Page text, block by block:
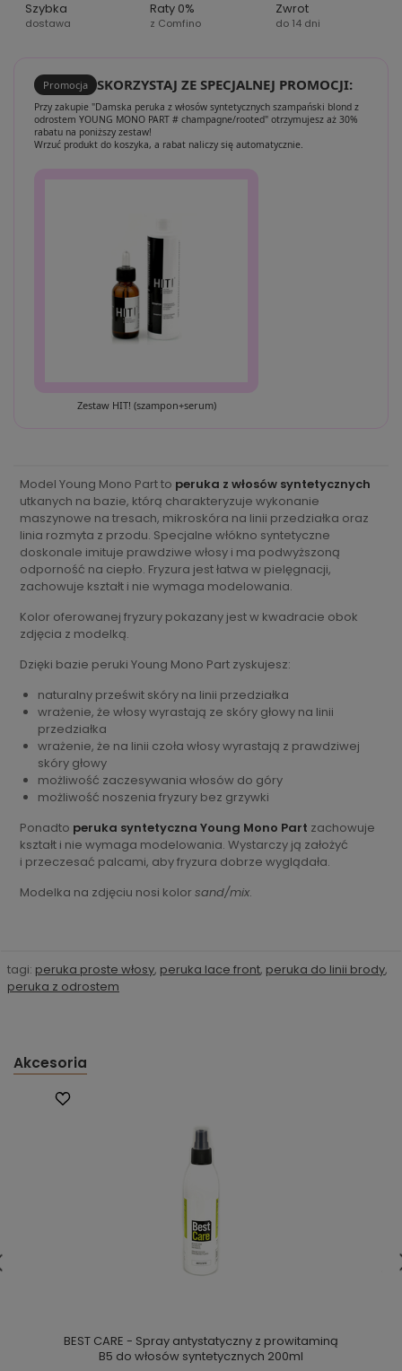
Szybka
dostawa
Raty 0%
z Comfino
Zwrot
do 14 dni
Promocja SKORZYSTAJ ZE SPECJALNEJ PROMOCJI:
Przy zakupie "Damska peruka z włosów syntetycznych szampański blond z
odrostem YOUNG MONO PART # champagne/rooted" otrzymujesz aż 30%
rabatu na poniższy zestaw!
Wrzuć produkt do koszyka, a rabat naliczy się automatycznie.
Zestaw HIT! (szampon+serum)
Model Young Mono Part to peruka z włosów syntetycznych
utkanych na bazie, którą charakteryzuje wykonanie
maszynowe na tresach, mikroskóra na linii przedziałka oraz
linia rozmyta z przodu. Specjalne włókno syntetyczne
doskonale imituje prawdziwe włosy i ma podwyższoną
odporność na ciepło. Fryzura jest łatwa w pielęgnacji,
zachowuje kształt i nie wymaga modelowania.
Kolor oferowanej fryzury pokazany jest w kwadracie obok
zdjęcia z modelką.
Dzięki bazie peruki Young Mono Part zyskujesz:
naturalny prześwit skóry na linii przedziałka
wrażenie, że włosy wyrastają ze skóry głowy na linii
przedziałka
wrażenie, że na linii czoła włosy wyrastają z prawdziwej
skóry głowy
możliwość zaczesywania włosów do góry
możliwość noszenia fryzury bez grzywki
Ponadto peruka syntetyczna Young Mono Part zachowuje
kształt i nie wymaga modelowania. Wystarczy ją założyć
i przeczesać palcami, aby fryzura dobrze wyglądała.
Modelka na zdjęciu nosi kolor sand/mix.
tagi: peruka proste włosy, peruka lace front, peruka do linii brody,
peruka z odrostem
Akcesoria
BEST CARE - Spray antystatyczny z prowitaminą
B5 do włosów syntetycznych 200ml